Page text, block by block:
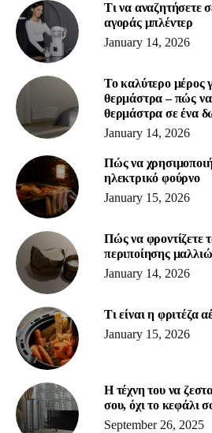
Τι να αναζητήσετε
αγοράς μπλέντερ
January 14, 2026
Το καλύτερο μέρος
θερμάστρα – πώς να
θερμάστρα σε ένα
January 14, 2026
Πώς να
ηλεκτρικό φούρνο
January 15, 2026
Πώς να φροντίζετε
περιποίησης
January 14, 2026
Τι είναι η φριτέζα
January 15, 2026
Η τέχνη του να
σου, όχι το κεφάλι
September 26, 2025